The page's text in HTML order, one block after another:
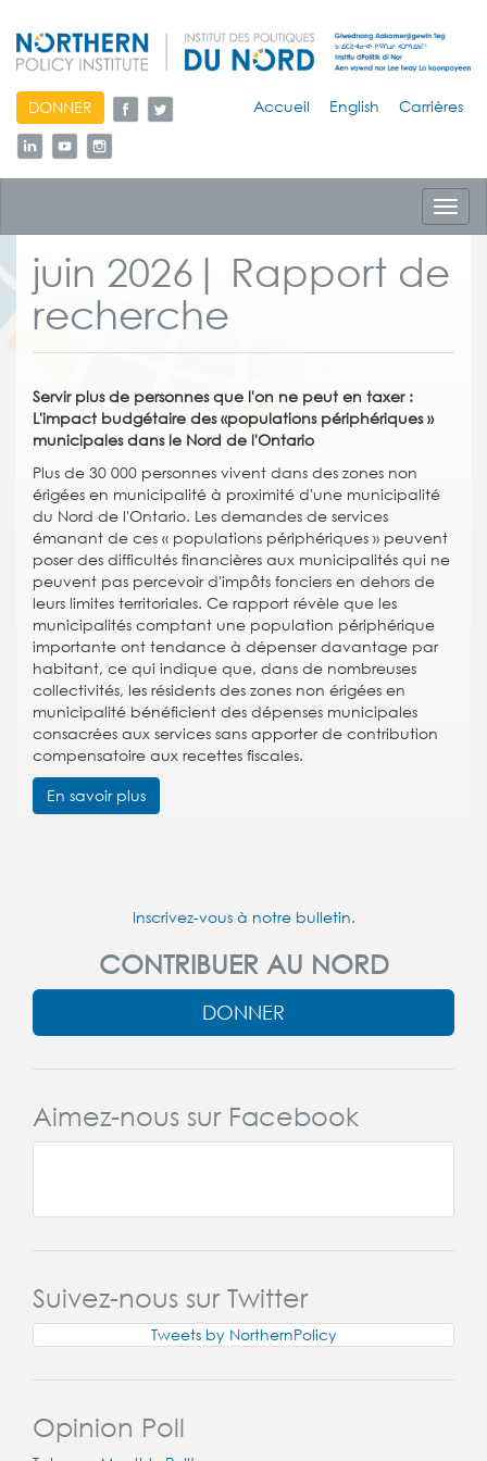
skip
to
content
DONNER Accueil English Carrières
juin 2026| Rapport de
recherche
Servir plus de personnes que l'on ne peut en taxer :
L'impact budgétaire des «populations périphériques »
municipales dans le Nord de l'Ontario
Plus de 30 000 personnes vivent dans des zones non
érigées en municipalité à proximité d'une municipalité
du Nord de l'Ontario. Les demandes de services
émanant de ces « populations périphériques » peuvent
poser des difficultés financières aux municipalités qui ne
peuvent pas percevoir d'impôts fonciers en dehors de
leurs limites territoriales. Ce rapport révèle que les
municipalités comptant une population périphérique
importante ont tendance à dépenser davantage par
habitant, ce qui indique que, dans de nombreuses
collectivités, les résidents des zones non érigées en
municipalité bénéficient des dépenses municipales
consacrées aux services sans apporter de contribution
compensatoire aux recettes fiscales.
En savoir plus
Inscrivez-vous à notre bulletin.
CONTRIBUER AU NORD
DONNER
Aimez-nous sur Facebook
Suivez-nous sur Twitter
Tweets by NorthernPolicy
Opinion Poll